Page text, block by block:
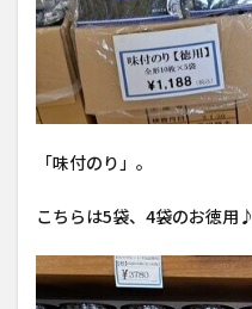
「味付のり」。
こちらは5袋、4袋のお徳用♪